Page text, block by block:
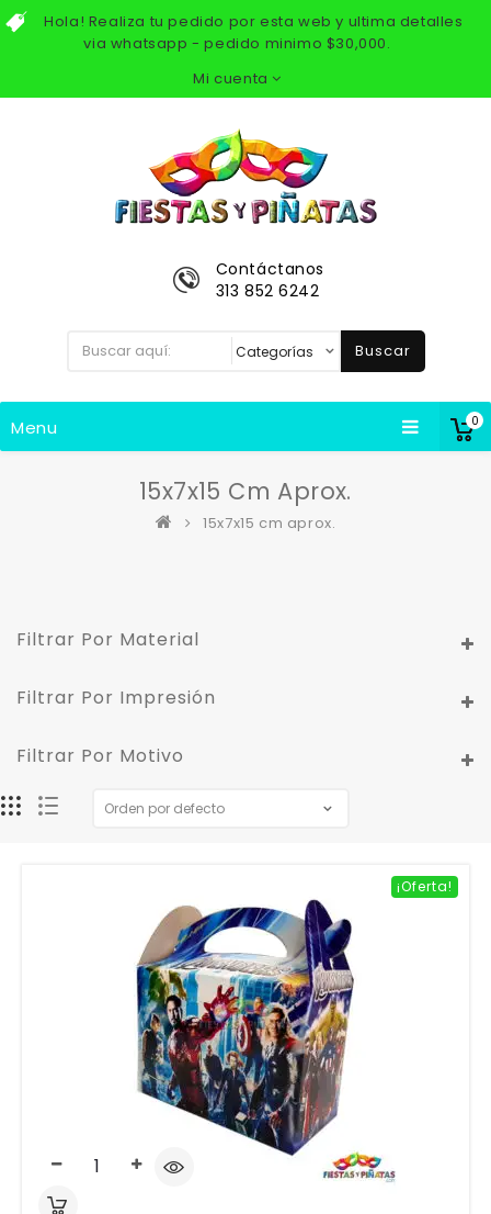
Hola! Realiza tu pedido por esta web y ultima detalles
via whatsapp - pedido minimo $30,000.
Mi cuenta
0
Contáctanos
313 852 6242
Buscar
Menu
15x7x15 Cm Aprox.
15x7x15 cm aprox.
Filtrar Por Material
Filtrar Por Impresión
Filtrar Por Motivo
¡Oferta!